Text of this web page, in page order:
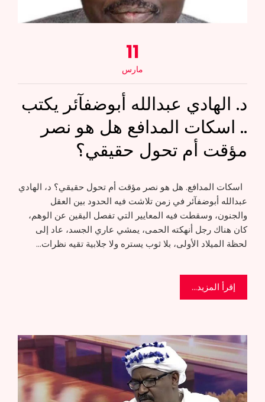
11
مارس
د. الهادي عبدالله أبوضفآئر يكتب
.. اسكات المدافع هل هو نصر
مؤقت أم تحول حقيقي؟
اسكات المدافع. هل هو نصر مؤقت أم تحول حقيقي؟ د، الهادي
عبدالله أبوضفآئر في زمن تلاشت فيه الحدود بين العقل
والجنون، وسقطت فيه المعايير التي تفصل اليقين عن الوهم،
كان هناك رجل أنهكته الحمى، يمشي عاري الجسد، عاد إلى
لحظة الميلاد الأولى، بلا ثوب يستره ولا جلابية تقيه نظرات…
إقرأ المزيد...